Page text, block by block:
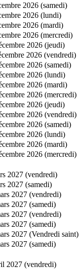
2026 (samedi)
2026 (lundi)
2026 (mardi)
2026 (mercredi)
2026 (jeudi)
2026 (vendredi)
2026 (samedi)
2026 (lundi)
2026 (mardi)
2026 (mercredi)
2026 (jeudi)
2026 (vendredi)
2026 (samedi)
2026 (lundi)
2026 (mardi)
2026 (mercredi)
2027 (vendredi)
2027 (samedi)
2027 (vendredi)
2027 (samedi)
2027 (vendredi)
2027 (samedi)
2027 (Vendredi saint)
2027 (samedi)
2027 (vendredi)